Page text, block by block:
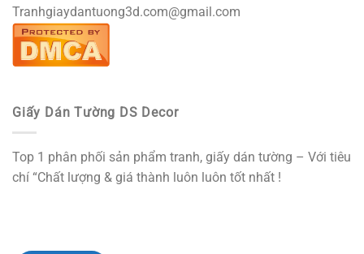
Tranhgiaydantuong3d.com@gmail.com
Giấy Dán Tường DS Decor
Top 1 phân phối sản phẩm tranh, giấy dán tường – Với tiêu
chí “Chất lượng & giá thành luôn luôn tốt nhất !